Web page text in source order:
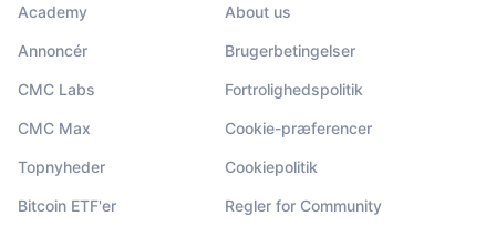
Academy
Annoncér
CMC Labs
CMC Max
Topnyheder
Bitcoin ETF'er
About us
Brugerbetingelser
Fortrolighedspolitik
Cookie-præferencer
Cookiepolitik
Regler for Community